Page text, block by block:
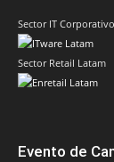
Sector IT
Sector Retail Latam
Evento de